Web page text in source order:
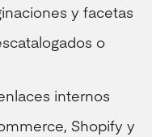
y facetas
o
internos
Shopify y